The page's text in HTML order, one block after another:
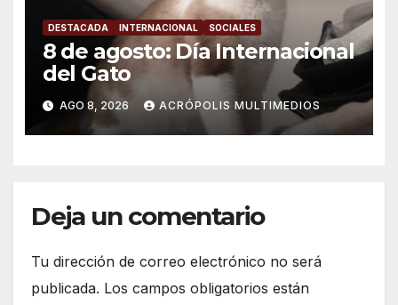
DESTACADA INTERNACIONAL SOCIALES
8 de agosto: Día Internacional
del Gato
AGO 8, 2026 ACRÓPOLIS MULTIMEDIOS
Deja un comentario
Tu dirección de correo electrónico no será
publicada. Los campos obligatorios están